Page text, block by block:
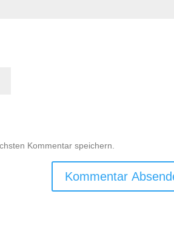
Kommentar speichern.